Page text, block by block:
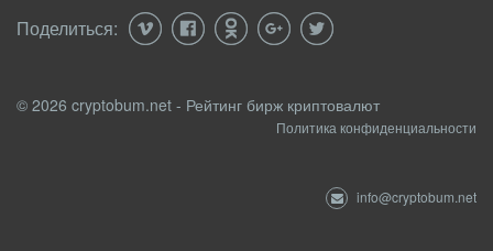
Поделиться:
© 2026 cryptobum.net - Рейтинг бирж криптовалют
Политика конфиденциальности
info@cryptobum.net